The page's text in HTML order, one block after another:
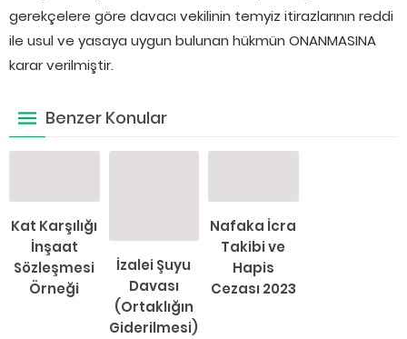
gerekçelere göre davacı vekilinin temyiz itirazlarının reddi
ile usul ve yasaya uygun bulunan hükmün ONANMASINA
karar verilmiştir.
Benzer Konular
Kat Karşılığı
İnşaat
Sözleşmesi
Örneği
İzalei Şuyu
Davası
(Ortaklığın
Giderilmesi)
Nafaka İcra
Takibi ve
Hapis
Cezası 2023